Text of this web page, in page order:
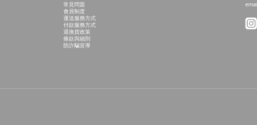
常見問題
會員制度
運送服務方式
付款服務方式
退換貨政策
條款與細則
防詐騙宣導